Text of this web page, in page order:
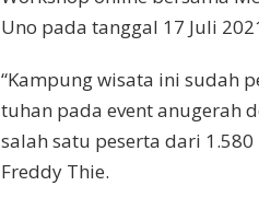
Uno pada tanggal 17 Juli
“Kampung wisata ini sudah
tuhan pada event anugerah
salah satu peserta dari
Freddy Thie.